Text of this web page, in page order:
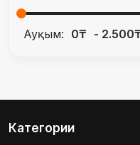
Ауқым: 0₸
Категории